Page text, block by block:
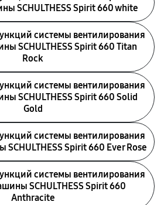
SCHULTHESS Spirit 660 white
системы вентилирования
SCHULTHESS Spirit 660 Titan
Rock
системы вентилирования
SCHULTHESS Spirit 660 Solid
Gold
системы вентилирования
Spirit 660 Ever Rose
системы вентилирования
SCHULTHESS Spirit 660
Anthracite